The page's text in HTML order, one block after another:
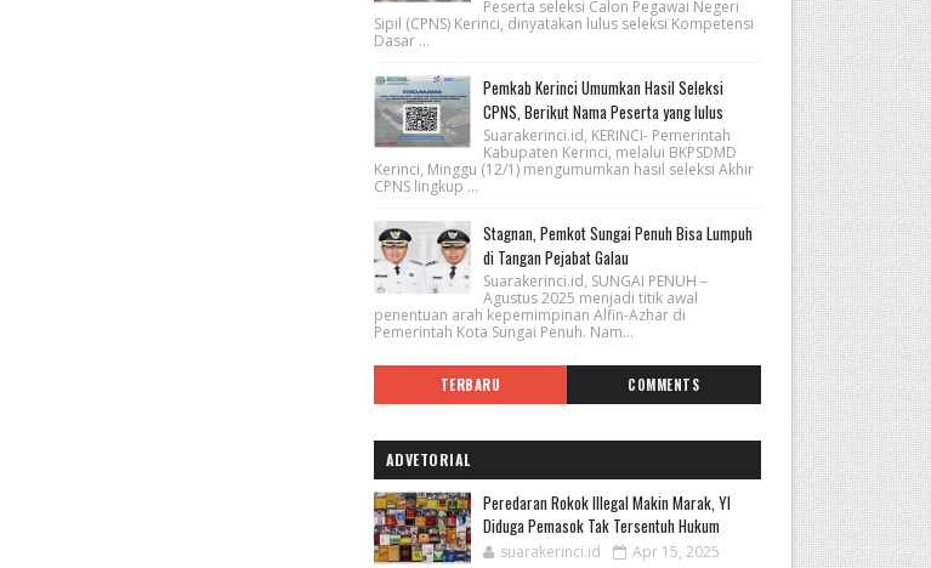
Peserta seleksi Calon Pegawai Negeri
Sipil (CPNS) Kerinci, dinyatakan lulus seleksi Kompetensi
Dasar ...
Pemkab Kerinci Umumkan Hasil Seleksi
CPNS, Berikut Nama Peserta yang lulus
Suarakerinci.id, KERINCI- Pemerintah
Kabupaten Kerinci, melalui BKPSDMD
Kerinci, Minggu (12/1) mengumumkan hasil seleksi Akhir
CPNS lingkup ...
Stagnan, Pemkot Sungai Penuh Bisa Lumpuh
di Tangan Pejabat Galau
Suarakerinci.id, SUNGAI PENUH –
Agustus 2025 menjadi titik awal
penentuan arah kepemimpinan Alfin-Azhar di
Pemerintah Kota Sungai Penuh. Nam...
TERBARU COMMENTS
ADVETORIAL
Peredaran Rokok Illegal Makin Marak, YI
Diduga Pemasok Tak Tersentuh Hukum
suarakerinci.id Apr 15, 2025